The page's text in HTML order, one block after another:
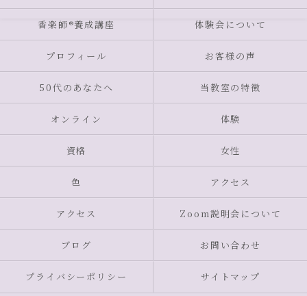
香楽師®養成講座 体験会について
プロフィール お客様の声
50代のあなたへ 当教室の特徴
オンライン 体験
資格 女性
色 アクセス
アクセス Zoom説明会について
ブログ お問い合わせ
プライバシーポリシー サイトマップ